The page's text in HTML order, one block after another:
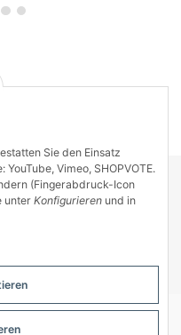
Sie den Einsatz
Vimeo, SHOPVOTE.
(Fingerabdruck-Icon
unter Konfigurieren und in